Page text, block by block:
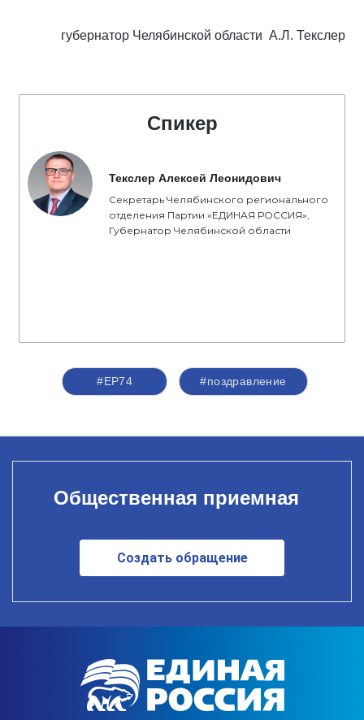
губернатор Челябинской области А.Л. Текслер
Спикер
Текслер Алексей Леонидович
Секретарь Челябинского регионального
отделения Партии «ЕДИНАЯ РОССИЯ»,
Губернатор Челябинской области
#ЕР74 #поздравление
Общественная приемная
Создать обращение